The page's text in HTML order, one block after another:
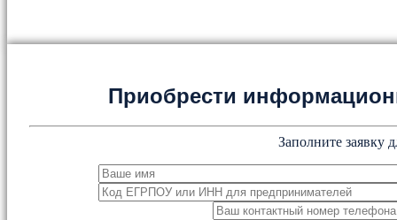
Приобрести
Заполните заявку